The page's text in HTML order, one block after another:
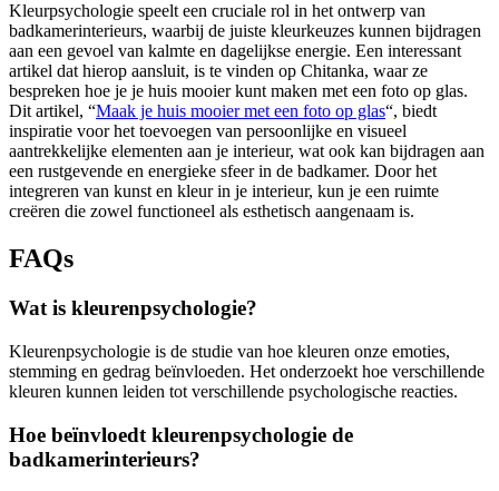
Kleurpsychologie speelt een cruciale rol in het ontwerp van
badkamerinterieurs, waarbij de juiste kleurkeuzes kunnen bijdragen
aan een gevoel van kalmte en dagelijkse energie. Een interessant
artikel dat hierop aansluit, is te vinden op Chitanka, waar ze
bespreken hoe je je huis mooier kunt maken met een foto op glas.
Dit artikel, “Maak je huis mooier met een foto op glas“, biedt
inspiratie voor het toevoegen van persoonlijke en visueel
aantrekkelijke elementen aan je interieur, wat ook kan bijdragen aan
een rustgevende en energieke sfeer in de badkamer. Door het
integreren van kunst en kleur in je interieur, kun je een ruimte
creëren die zowel functioneel als esthetisch aangenaam is.
FAQs
Wat is kleurenpsychologie?
Kleurenpsychologie is de studie van hoe kleuren onze emoties,
stemming en gedrag beïnvloeden. Het onderzoekt hoe verschillende
kleuren kunnen leiden tot verschillende psychologische reacties.
Hoe beïnvloedt kleurenpsychologie de
badkamerinterieurs?